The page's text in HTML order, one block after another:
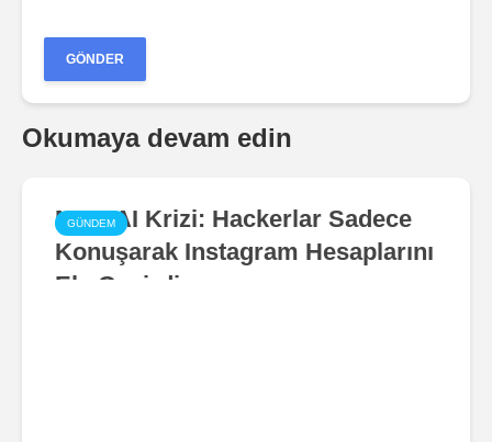
Okumaya devam edin
GÜNDEM
Meta AI Krizi: Hackerlar Sadece
Konuşarak Instagram Hesaplarını
Ele Geçirdi